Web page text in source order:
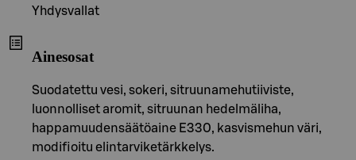
Yhdysvallat
Ainesosat
Suodatettu vesi, sokeri, sitruunamehutiiviste,
luonnolliset aromit, sitruunan hedelmäliha,
happamuudensäätöaine E330, kasvismehun väri,
modifioitu elintarviketärkkelys.